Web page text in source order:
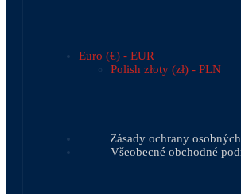
Euro (€) - EUR
Polish złoty (zł) - PLN
Zásady ochrany
Všeobecné obchodné